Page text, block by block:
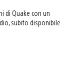
di Quake con un
subito disponibile